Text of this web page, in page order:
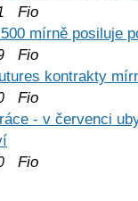
Fio
mírně posiluje
Fio
kontrakty
Fio
- v červenci
Fio